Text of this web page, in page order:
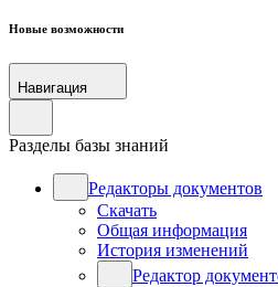
Новые возможности
Навигация
Разделы базы знаний
Редакторы документов
Скачать
Общая информация
История изменений
Редактор